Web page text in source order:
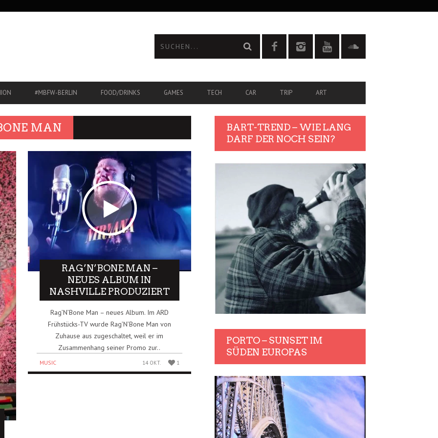
#MBFW-BERLIN FOOD/DRINKS GAMES TECH CAR TRIP ART
MAN
RAG’N’BONE MAN –
NEUES ALBUM IN
NASHVILLE PRODUZIERT
Rag’N’Bone Man – neues Album. Im ARD
Frühstücks-TV wurde Rag’N’Bone Man von
Zuhause aus zugeschaltet, weil er im
Zusammenhang seiner Promo zur..
MUSIC 14 OKT. 1
BART-TREND – WIE LANG
DARF DER NOCH SEIN?
PORTO – SUNSET IM
SÜDEN EUROPAS